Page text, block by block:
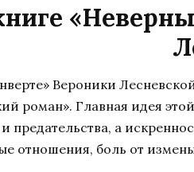
Вероники
роман». Главная идея
предательства, а
отношения, боль от